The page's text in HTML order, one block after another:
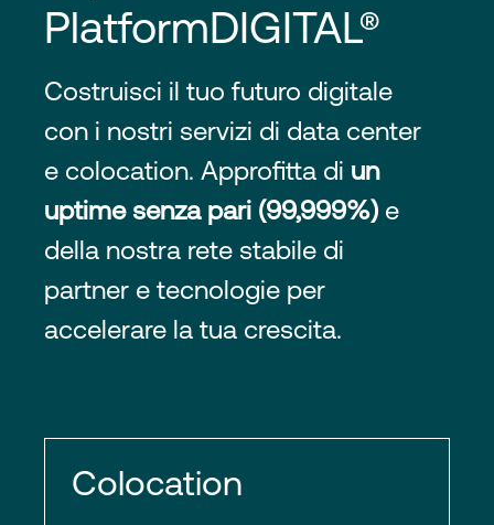
PlatformDIGITAL®
Costruisci il tuo futuro digitale
con i nostri servizi di data center
e colocation. Approfitta di un
uptime senza pari (99,999%) e
della nostra rete stabile di
partner e tecnologie per
accelerare la tua crescita.
Colocation